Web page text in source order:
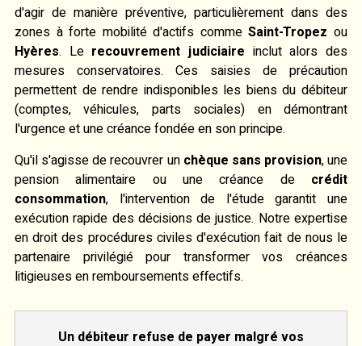
d'agir de manière préventive, particulièrement dans des
zones à forte mobilité d'actifs commeSaint-Tropez ou
Hyères. Le recouvrement judiciaire inclut alors des
mesures conservatoires. Ces saisies de précaution
permettent de rendre indisponibles les biens du débiteur
(comptes, véhicules, parts sociales) en démontrant
l'urgence et une créance fondée en son principe.
Qu'il s'agisse de recouvrer un chèque sans provision, une
pension alimentaire ou une créance de crédit
consommation, l'intervention de l'étude garantit une
exécution rapide des décisions de justice. Notre expertise
en droit des procédures civiles d'exécution fait de nous le
partenaire privilégié pour transformer vos créances
litigieuses en remboursements effectifs.
Un débiteur refuse de payer malgré vos